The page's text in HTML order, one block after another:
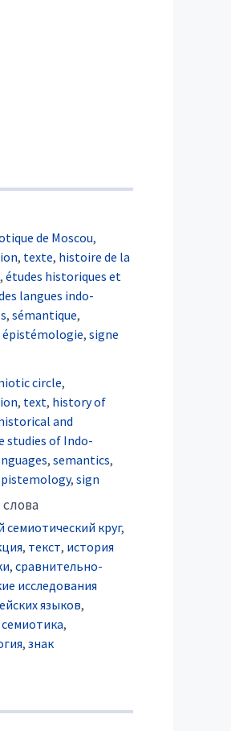
de Moscou,
, texte, histoire de la
,études historiques et
langues indo-
,sémantique,
épistémologie,signe
circle,
, text, history of
and
studies of Indo-
,semantics,
,sign
семиотический круг,
, текст, история
,сравнительно-
исследования
языков,
семиотика,
,знак